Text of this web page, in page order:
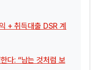
+ 취득대출 DSR 계
다: “남는 것처럼 보